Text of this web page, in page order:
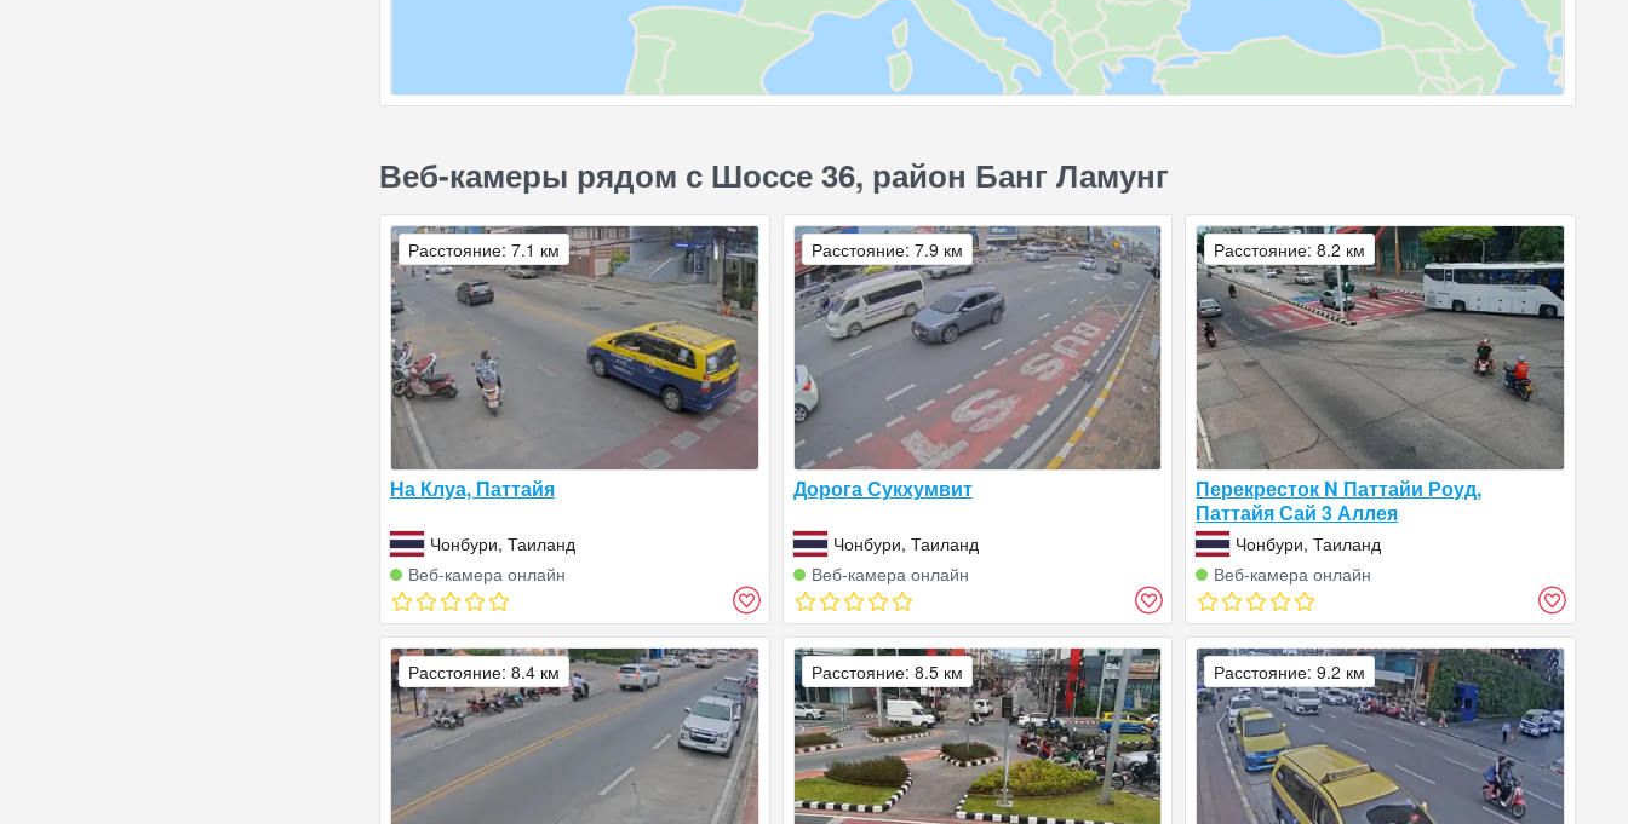
Веб-камеры рядом с Шоссе 36, район Банг Ламунг
На Клуа, Паттайя
Чонбури, Таиланд
Веб‑камера онлайн
Расстояние: 7.1 км
Дорога Сукхумвит
Чонбури, Таиланд
Веб‑камера онлайн
Расстояние: 7.9 км
Перекресток N Паттайи Роуд,
Паттайя Сай 3 Аллея
Чонбури, Таиланд
Веб‑камера онлайн
Расстояние: 8.2 км
Расстояние: 8.4 км Расстояние: 8.5 км Расстояние: 9.2 км